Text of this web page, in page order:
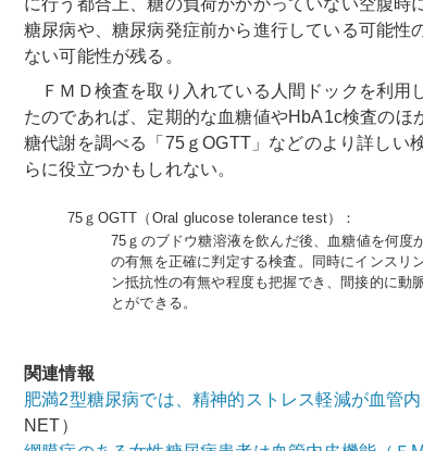
に行う都合上、糖の負荷がかかっていない空腹時
糖尿病や、糖尿病発症前から進行している可能性
ない可能性が残る。
ＦＭＤ検査を取り入れている人間ドックを利用
たのであれば、定期的な血糖値やHbA1c検査のほ
糖代謝を調べる「75ｇOGTT」などのより詳しい
らに役立つかもしれない。
75ｇOGTT（Oral glucose tolerance test）：
75ｇのブドウ糖溶液を飲んだ後、血糖値を何度
の有無を正確に判定する検査。同時にインスリ
ン抵抗性の有無や程度も把握でき、間接的に動
とができる。
関連情報
肥満2型糖尿病では、精神的ストレス軽減が血管
NET）